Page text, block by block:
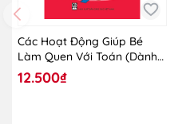
Các Hoạt Động Giúp Bé
Làm Quen Với Toán (Dành
Cho Trẻ Lớp Mẫu Giáo
Ghép)
12.500₫